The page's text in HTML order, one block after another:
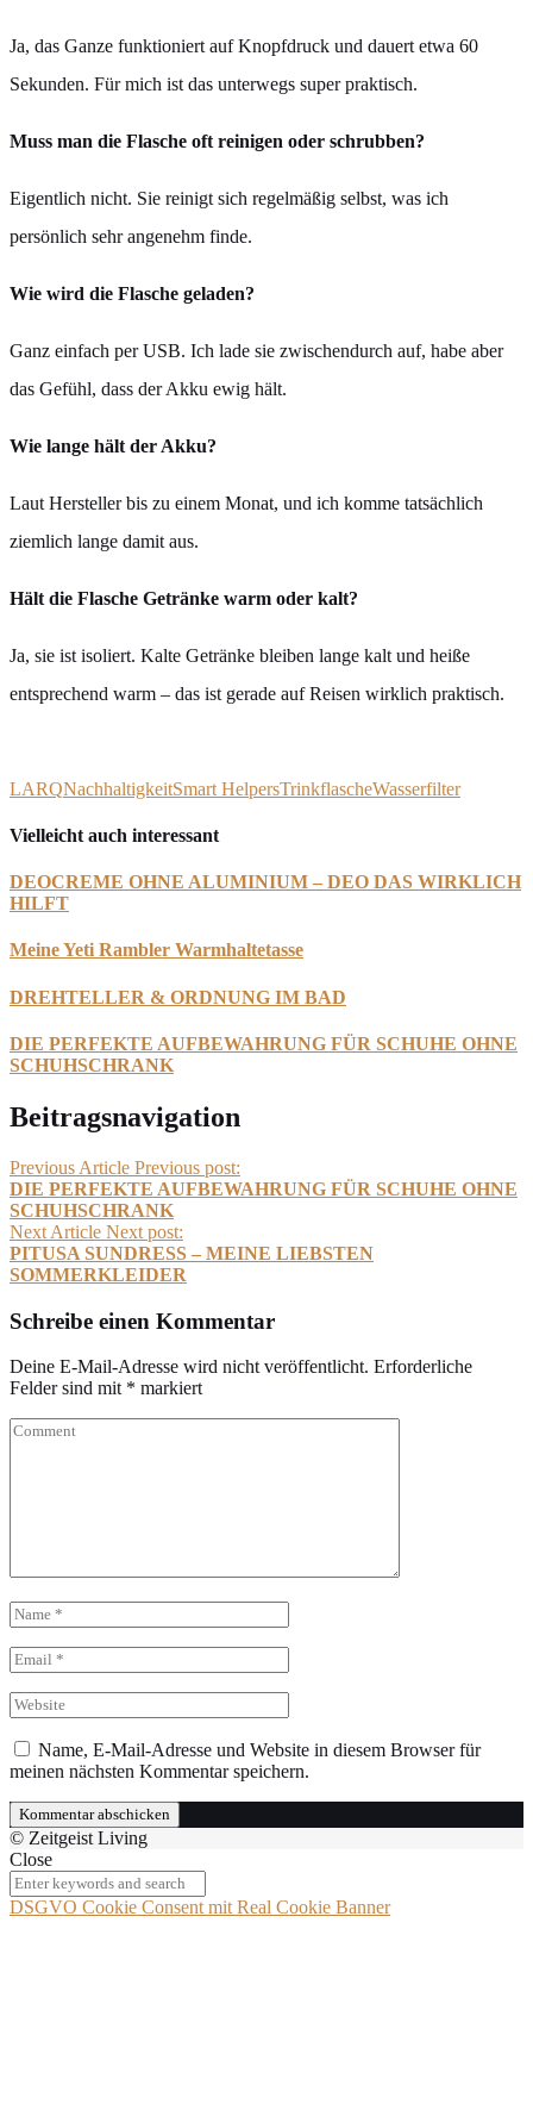
Ja, das Ganze funktioniert auf Knopfdruck und dauert etwa 60
Sekunden. Für mich ist das unterwegs super praktisch.
Muss man die Flasche oft reinigen oder schrubben?
Eigentlich nicht. Sie reinigt sich regelmäßig selbst, was ich
persönlich sehr angenehm finde.
Wie wird die Flasche geladen?
Ganz einfach per USB. Ich lade sie zwischendurch auf, habe aber
das Gefühl, dass der Akku ewig hält.
Wie lange hält der Akku?
Laut Hersteller bis zu einem Monat, und ich komme tatsächlich
ziemlich lange damit aus.
Hält die Flasche Getränke warm oder kalt?
Ja, sie ist isoliert. Kalte Getränke bleiben lange kalt und heiße
entsprechend warm – das ist gerade auf Reisen wirklich praktisch.
LARQNachhaltigkeitSmart HelpersTrinkflascheWasserfilter
Vielleicht auch interessant
DEOCREME OHNE ALUMINIUM – DEO DAS WIRKLICH
HILFT
Meine Yeti Rambler Warmhaltetasse
DREHTELLER & ORDNUNG IM BAD
DIE PERFEKTE AUFBEWAHRUNG FÜR SCHUHE OHNE
SCHUHSCHRANK
Beitragsnavigation
Previous Article Previous post:
DIE PERFEKTE AUFBEWAHRUNG FÜR SCHUHE OHNE
SCHUHSCHRANK
Next Article Next post:
PITUSA SUNDRESS – MEINE LIEBSTEN
SOMMERKLEIDER
Schreibe einen Kommentar
Deine E-Mail-Adresse wird nicht veröffentlicht. Erforderliche
Felder sind mit * markiert
Name, E-Mail-Adresse und Website in diesem Browser für
meinen nächsten Kommentar speichern.
© Zeitgeist Living
Close
DSGVO Cookie Consent mit Real Cookie Banner